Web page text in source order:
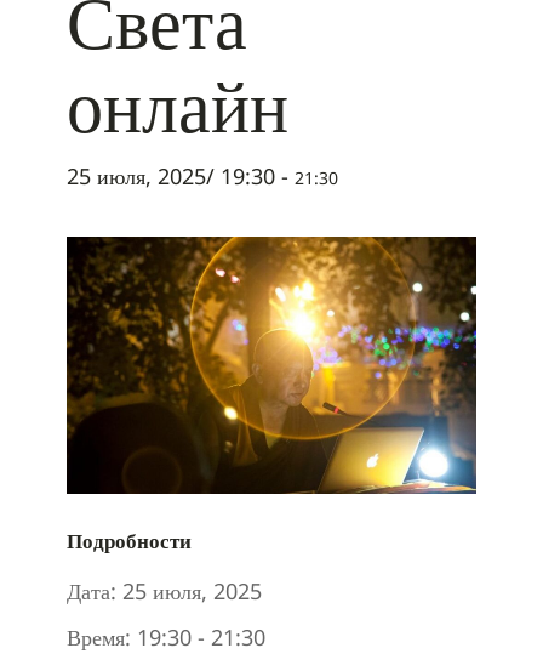
Света
онлайн
25 июля, 2025/ 19:30 - 21:30
Подробности
Дата: 25 июля, 2025
Время: 19:30 - 21:30